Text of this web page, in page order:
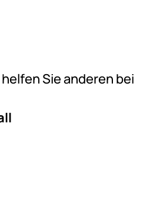
Sie anderen bei